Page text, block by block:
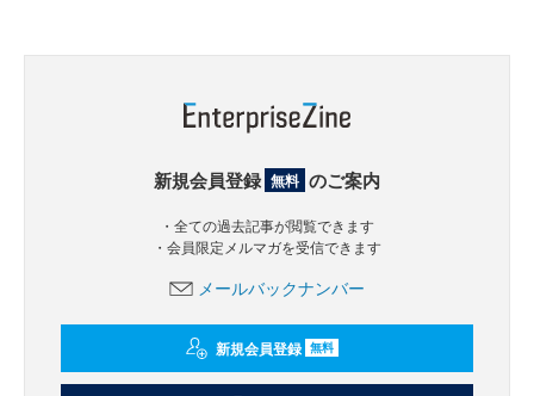
新規会員登録 無料 のご案内
・全ての過去記事が閲覧できます
・会員限定メルマガを受信できます
メールバックナンバー
新規会員登録 無料